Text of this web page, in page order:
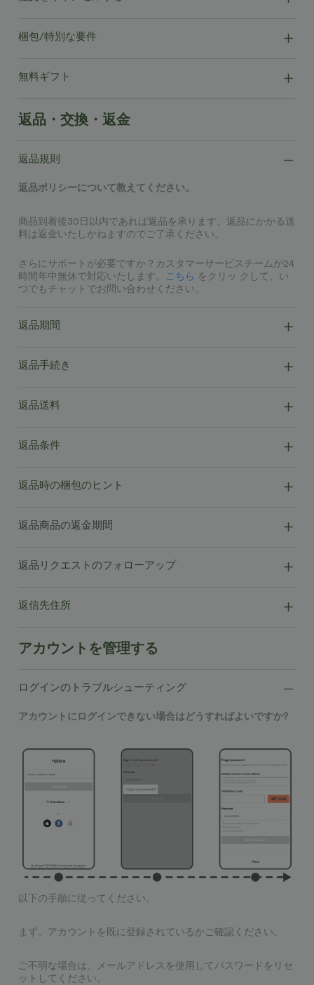
梱包/特別な要件
無料ギフト
返品・交換・返金
返品規則
返品ポリシーについて教えてください。
商品到着後30日以内であれば返品を承ります。返品にかかる送
料は返金いたしかねますのでご了承ください。
さらにサポートが必要ですか？カスタマーサービスチームが24
時間年中無休で対応いたします。
こちら をクリッ クして、い
つでもチャットでお問い合わせください。
返品期間
返品手続き
返品送料
返品条件
返品時の梱包のヒント
返品商品の返金期間
返品リクエストのフォローアップ
返信先住所
アカウントを管理する
ログインのトラブルシューティング
アカウントにログインできない場合はどうすればよいですか?
以下の手順に従ってください。
まず、アカウントを既に登録されているかご確認ください。
ご不明な場合は、メールアドレスを使用してパスワードをリセ
ットしてください。